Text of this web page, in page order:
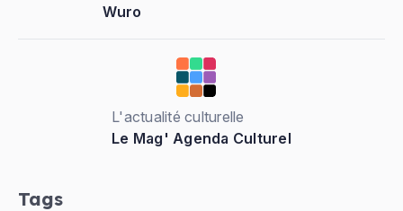
Wuro
L'actualité culturelle
Le Mag' Agenda Culturel
Tags